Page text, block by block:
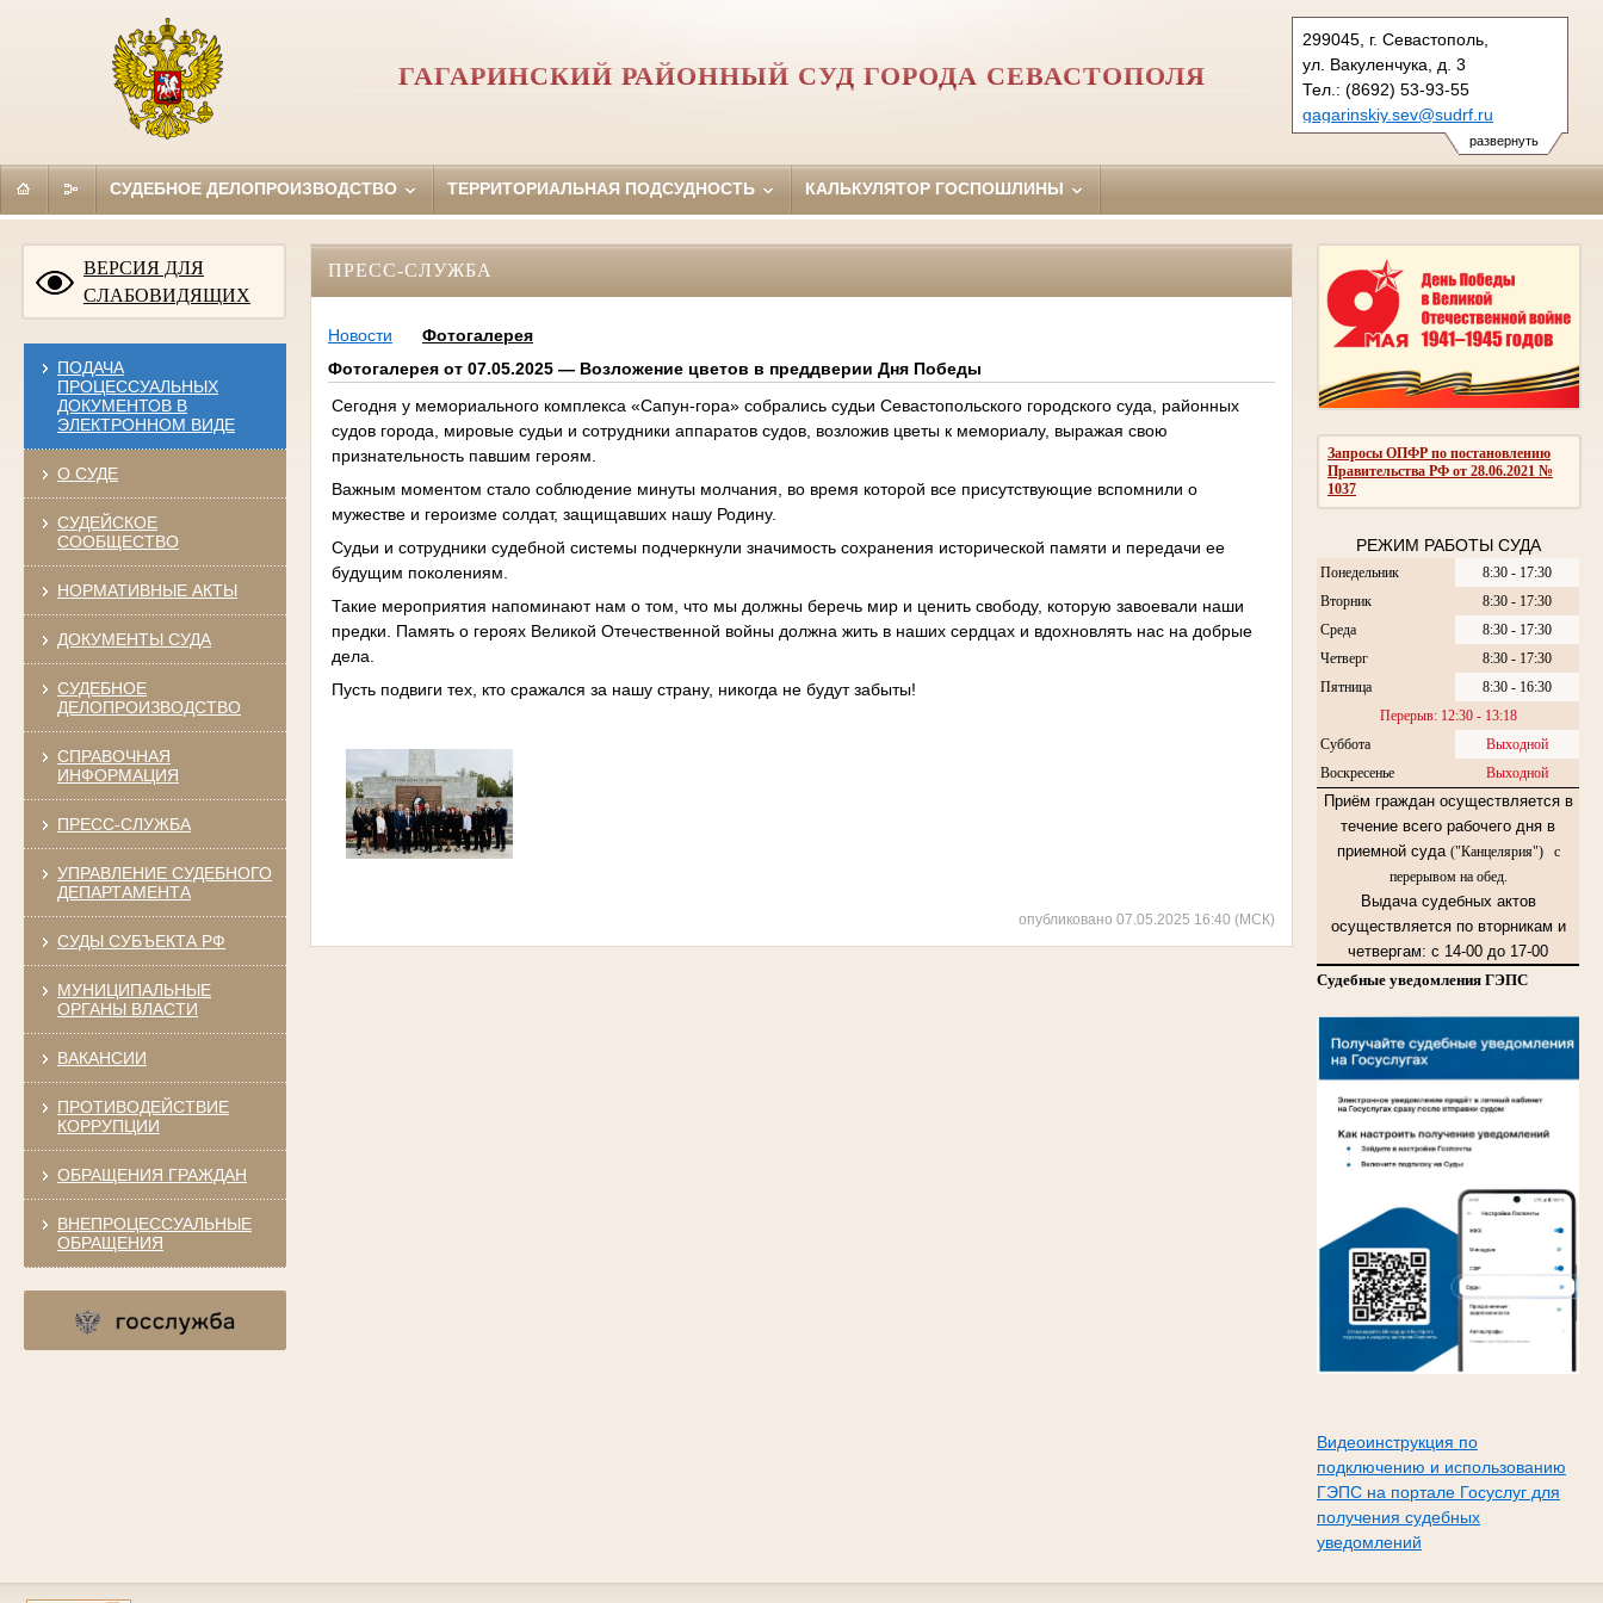
развернуть
299045, г. Севастополь,
ул. Вакуленчука, д. 3
Тел.: (8692) 53-93-55
gagarinskiy.sev@sudrf.ru
ГАГАРИНСКИЙ РАЙОННЫЙ СУД ГОРОДА СЕВАСТОПОЛЯ
СУДЕБНОЕ ДЕЛОПРОИЗВОДСТВО ТЕРРИТОРИАЛЬНАЯ ПОДСУДНОСТЬ КАЛЬКУЛЯТОР ГОСПОШЛИНЫ
ВЕРСИЯ ДЛЯ
СЛАБОВИДЯЩИХ
ПОДАЧА
ПРОЦЕССУАЛЬНЫХ
ДОКУМЕНТОВ В
ЭЛЕКТРОННОМ ВИДЕ
О СУДЕ
СУДЕЙСКОЕ
СООБЩЕСТВО
НОРМАТИВНЫЕ АКТЫ
ДОКУМЕНТЫ СУДА
СУДЕБНОЕ
ДЕЛОПРОИЗВОДСТВО
СПРАВОЧНАЯ
ИНФОРМАЦИЯ
ПРЕСС-СЛУЖБА
УПРАВЛЕНИЕ СУДЕБНОГО
ДЕПАРТАМЕНТА
СУДЫ СУБЪЕКТА РФ
МУНИЦИПАЛЬНЫЕ
ОРГАНЫ ВЛАСТИ
ВАКАНСИИ
ПРОТИВОДЕЙСТВИЕ
КОРРУПЦИИ
ОБРАЩЕНИЯ ГРАЖДАН
ВНЕПРОЦЕССУАЛЬНЫЕ
ОБРАЩЕНИЯ
Запросы ОПФР по постановлению
Правительства РФ от 28.06.2021 №
1037
РЕЖИМ РАБОТЫ СУДА
Понедельник
8:30 - 17:30
Вторник
8:30 - 17:30
Среда
8:30 - 17:30
Четверг
8:30 - 17:30
Пятница
8:30 - 16:30
Перерыв: 12:30 - 13:18
Суббота
Выходной
Воскресенье
Выходной
Приём граждан осуществляется в
течение всего рабочего дня в
приемной суда ("Канцелярия") с
перерывом на обед.
Выдача судебных актов
осуществляется по вторникам и
четвергам: с 14-00 до 17-00
Судебные уведомления ГЭПС
Видеоинструкция по
подключению и использованию
ГЭПС на портале Госуслуг для
получения судебных
уведомлений
ПРЕСС-СЛУЖБА
Новости
Фотогалерея
Фотогалерея от 07.05.2025 — Возложение цветов в преддверии Дня Победы
Сегодня у мемориального комплекса «Сапун-гора» собрались судьи Севастопольского городского суда, районных
судов города, мировые судьи и сотрудники аппаратов судов, возложив цветы к мемориалу, выражая свою
признательность павшим героям.
Важным моментом стало соблюдение минуты молчания, во время которой все присутствующие вспомнили о
мужестве и героизме солдат, защищавших нашу Родину.
Судьи и сотрудники судебной системы подчеркнули значимость сохранения исторической памяти и передачи ее
будущим поколениям.
Такие мероприятия напоминают нам о том, что мы должны беречь мир и ценить свободу, которую завоевали наши
предки. Память о героях Великой Отечественной войны должна жить в наших сердцах и вдохновлять нас на добрые
дела.
Пусть подвиги тех, кто сражался за нашу страну, никогда не будут забыты!
опубликовано 07.05.2025 16:40 (МСК)